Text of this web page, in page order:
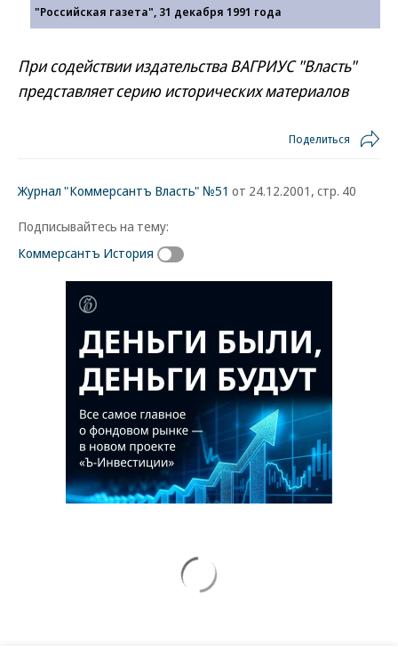
"Российская газета", 31 декабря 1991 года
При содействии издательства ВАГРИУС "Власть"
представляет серию исторических материалов
Поделиться
Журнал "Коммерсантъ Власть" №51 от 24.12.2001, стр. 40
Подписывайтесь на тему:
Коммерсантъ История